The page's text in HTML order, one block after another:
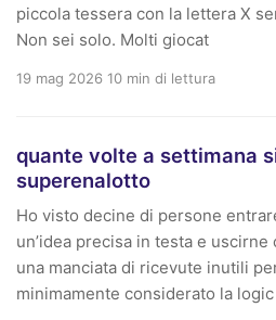
piccola tessera con la lettera X
Non sei solo. Molti giocat
19 mag 2026 10 min di lettura
quante volte a settimana
superenalotto
Ho visto decine di persone
un’idea precisa in testa e
una manciata di ricevute inutili
minimamente considerato la logic